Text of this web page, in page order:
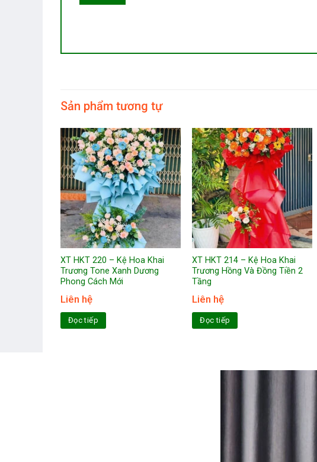
Sản phẩm tương tự
XT HKT 220 – Kệ Hoa Khai
Trương Tone Xanh Dương
Phong Cách Mới
Liên hệ
Đọc tiếp
XT HKT 214 – Kệ Hoa Khai
Trương Hồng Và Đồng Tiền 2
Tầng
Liên hệ
Đọc tiếp